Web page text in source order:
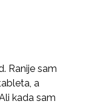
Ranije sam
a
kada sam